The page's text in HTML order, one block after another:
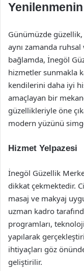
Günümüzde
aynı zamanda
bağlamda, İnegöl
hizmetler sunmakla
kendilerini daha iyi
amaçlayan bir
güzellikleriyle öne
modern yüzünü
Hizmet Yelpazesi
İnegöl Güzellik
dikkat çekmektedir.
masaj ve makyaj
uzman kadro
programları,
yapılarak
ihtiyaçları göz
geliştirilir.